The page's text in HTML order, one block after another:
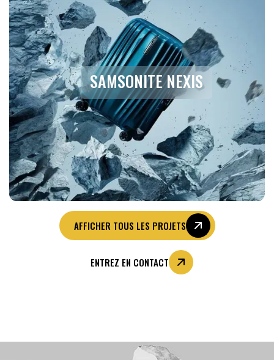
SAMSONITE NEXIS
AFFICHER TOUS LES PROJETS
ENTREZ EN CONTACT